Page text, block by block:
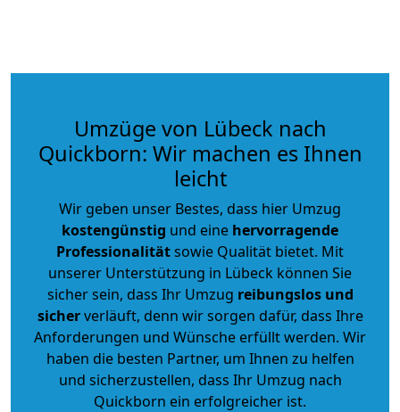
Umzüge von Lübeck nach
Quickborn: Wir machen es Ihnen
leicht
Wir geben unser Bestes, dass hier Umzug
kostengünstig und eine hervorragende
Professionalitätsowie Qualität bietet. Mit
unserer Unterstützung in Lübeck können Sie
sicher sein, dass Ihr Umzug reibungslos und
sicherverläuft, denn wir sorgen dafür, dass Ihre
Anforderungen und Wünsche erfüllt werden. Wir
haben die besten Partner, um Ihnen zu helfen
und sicherzustellen, dass Ihr Umzug nach
Quickborn ein erfolgreicher ist.